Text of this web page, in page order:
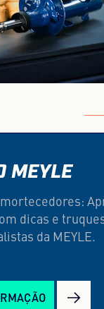
MEYLE
dicas e
da MEYLE.